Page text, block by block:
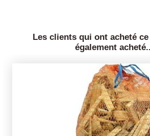
Les clients qui ont acheté
également